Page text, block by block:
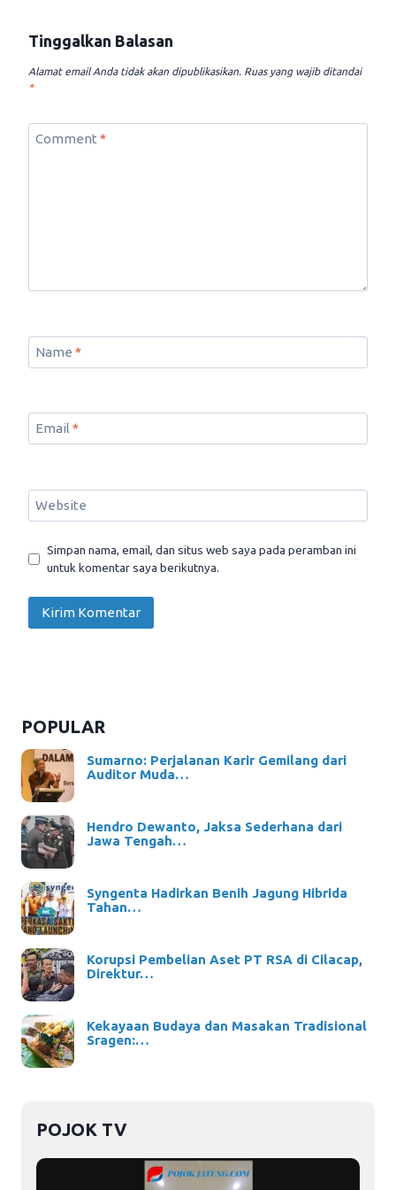
Tinggalkan Balasan
Alamat email Anda tidak akan dipublikasikan. Ruas yang wajib ditandai
*
Comment*
Name *
Email*
Website
Simpan nama, email, dan situs web saya pada peramban ini
untuk komentar saya berikutnya.
POPULAR
Sumarno: Perjalanan Karir Gemilang dari
Auditor Muda…
Hendro Dewanto, Jaksa Sederhana dari
Jawa Tengah…
Syngenta Hadirkan Benih Jagung Hibrida
Tahan…
Korupsi Pembelian Aset PT RSA di Cilacap,
Direktur…
Kekayaan Budaya dan Masakan Tradisional
Sragen:…
POJOK TV